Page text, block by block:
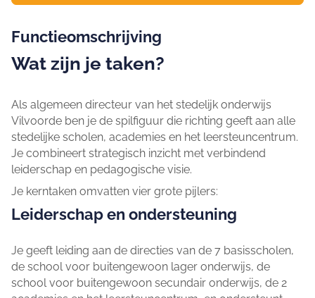
Functieomschrijving
Wat zijn je taken?
Als algemeen directeur van het stedelijk onderwijs
Vilvoorde ben je de spilfiguur die richting geeft aan alle
stedelijke scholen, academies en het leersteuncentrum.
Je combineert strategisch inzicht met verbindend
leiderschap en pedagogische visie.
Je kerntaken omvatten vier grote pijlers:
Leiderschap en ondersteuning
Je geeft leiding aan de directies van de 7 basisscholen,
de school voor buitengewoon lager onderwijs, de
school voor buitengewoon secundair onderwijs, de 2